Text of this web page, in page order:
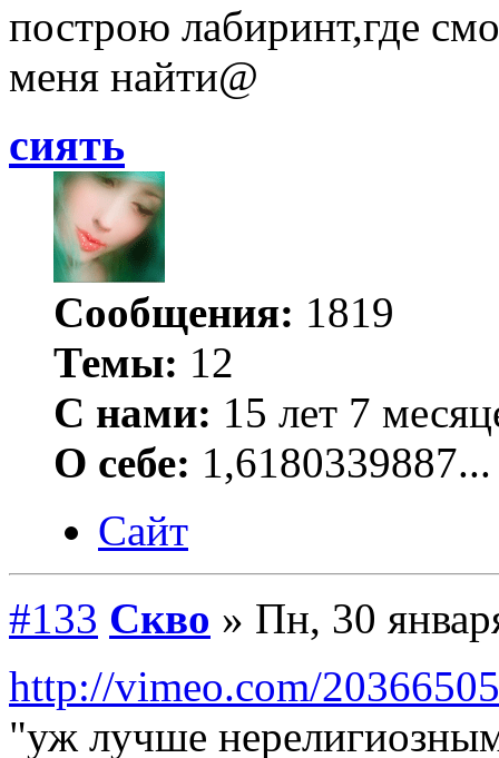
построю лабиринт,где
меня найти@
сиять
Сообщения: 1819
Темы: 12
С нами: 15 лет 7
О себе: 1,6180339887...
Сайт
#133 Скво » Пн, 30
http://vimeo.com/20366505
"уж лучше